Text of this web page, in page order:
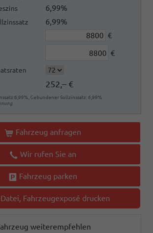
6,99%
6,99%
€
€
252,– €
Gebundener Sollzinssatz: 6,99%
Fahrzeug anfragen
Wir rufen Sie an
Fahrzeug parken
Fahrzeugexposé drucken
weiterempfehlen